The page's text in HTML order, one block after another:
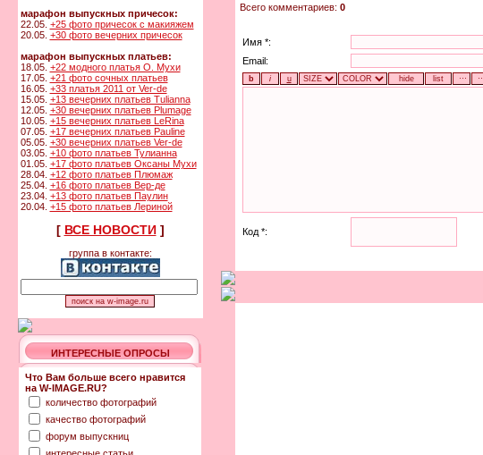
марафон выпускных причесок:
22.05. +25 фото причесок с макияжем
20.05. +30 фото вечерних причесок
марафон выпускных платьев:
18.05. +22 модного платья О. Мухи
17.05. +21 фото сочных платьев
16.05. +33 платья 2011 от Ver-de
15.05. +13 вечерних платьев Tulianna
12.05. +30 вечерних платьев Plumage
10.05. +15 вечерних платьев LeRina
07.05. +17 вечерних платьев Pauline
05.05. +30 вечерних платьев Ver-de
03.05. +10 фото платьев Тулианна
01.05. +17 фото платьев Оксаны Мухи
28.04. +12 фото платьев Плюмаж
25.04. +16 фото платьев Вер-де
23.04. +13 фото платьев Паулин
20.04. +15 фото платьев Лериной
[ ВСЕ НОВОСТИ]
группа в контакте:
ИНТЕРЕСНЫЕ ОПРОСЫ
Что Вам больше всего нравится
на W-IMAGE.RU?
количество фотографий
качество фотографий
форум выпускниц
интересные статьи
Всего комментариев: 0
Имя *:
Email:
Код *: